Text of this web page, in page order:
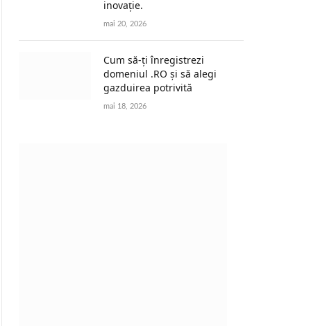
inovație.
mai 20, 2026
Cum să-ți înregistrezi
domeniul .RO și să alegi
gazduirea potrivită
mai 18, 2026